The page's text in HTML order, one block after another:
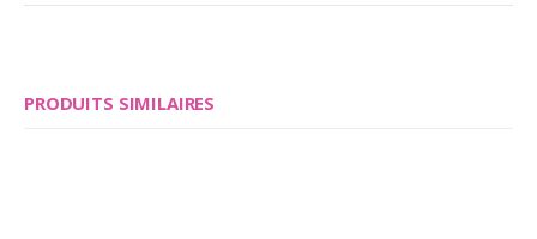
PRODUITS SIMILAIRES